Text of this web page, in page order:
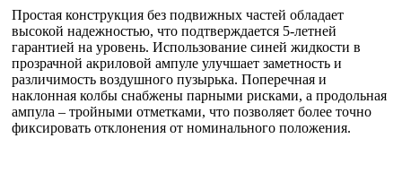
Простая конструкция без подвижных частей обладает
высокой надежностью, что подтверждается 5-летней
гарантией на уровень. Использование синей жидкости в
прозрачной акриловой ампуле улучшает заметность и
различимость воздушного пузырька. Поперечная и
наклонная колбы снабжены парными рисками, а продольная
ампула – тройными отметками, что позволяет более точно
фиксировать отклонения от номинального положения.